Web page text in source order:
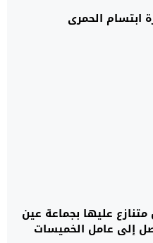
ابتسام الحمري
عليها بجماعة عين
إلى عامل الخميسات